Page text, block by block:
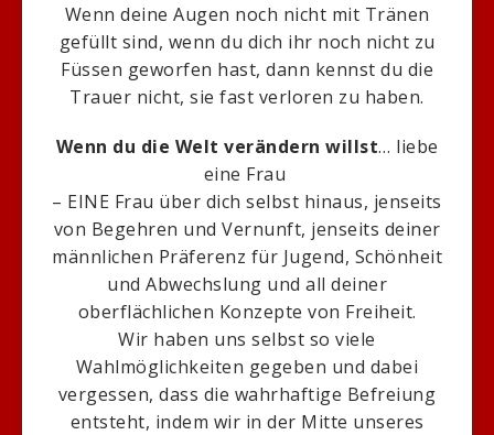
Wenn deine Augen noch nicht mit Tränen
gefüllt sind, wenn du dich ihr noch nicht zu
Füssen geworfen hast, dann kennst du die
Trauer nicht, sie fast verloren zu haben.
Wenn du die Welt verändern willst… liebe
eine Frau
– EINE Frau über dich selbst hinaus, jenseits
von Begehren und Vernunft, jenseits deiner
männlichen Präferenz für Jugend, Schönheit
und Abwechslung und all deiner
oberflächlichen Konzepte von Freiheit.
Wir haben uns selbst so viele
Wahlmöglichkeiten gegeben und dabei
vergessen, dass die wahrhaftige Befreiung
entsteht, indem wir in der Mitte unseres